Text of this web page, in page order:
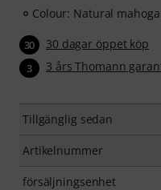
Colour: Natural
30 30 dagar öppet köp
3 3 års Thomann
Tillgänglig sedan
Artikelnummer
försäljningsenhet